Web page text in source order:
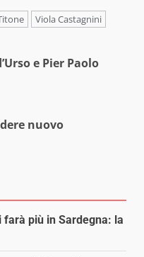
Viola Castagnini
e Pier Paolo
nuovo
più in Sardegna: la